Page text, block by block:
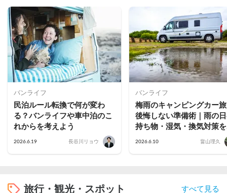
バンライフ
民泊ルール転換で何が変わ
る？バンライフや車中泊のこ
れからを考えよう
2026.6.19 長谷川リョウ
バンライフ
梅雨のキャンピングカー
後悔しない準備術｜雨の
持ち物・湿気・換気対策
2026.6.10 畠山理久
旅行・観光・スポット すべて見る